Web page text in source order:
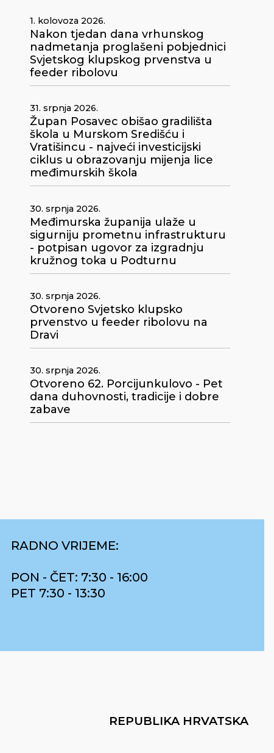
1. kolovoza 2026.
Nakon tjedan dana vrhunskog
nadmetanja proglašeni pobjednici
Svjetskog klupskog prvenstva u
feeder ribolovu
31. srpnja 2026.
Župan Posavec obišao gradilišta
škola u Murskom Središću i
Vratišincu - najveći investicijski
ciklus u obrazovanju mijenja lice
međimurskih škola
30. srpnja 2026.
Međimurska županija ulaže u
sigurniju prometnu infrastrukturu
- potpisan ugovor za izgradnju
kružnog toka u Podturnu
30. srpnja 2026.
Otvoreno Svjetsko klupsko
prvenstvo u feeder ribolovu na
Dravi
30. srpnja 2026.
Otvoreno 62. Porcijunkulovo - Pet
dana duhovnosti, tradicije i dobre
zabave
RADNO VRIJEME:
PON - ČET: 7:30 - 16:00
PET 7:30 - 13:30
REPUBLIKA HRVATSKA